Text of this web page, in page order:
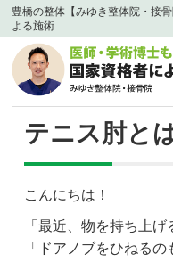
豊橋の整体【みゆき整体院・接
よる施術
テニス肘と
こんにちは！
「最近、物を持ち上
「ドアノブをひねるの